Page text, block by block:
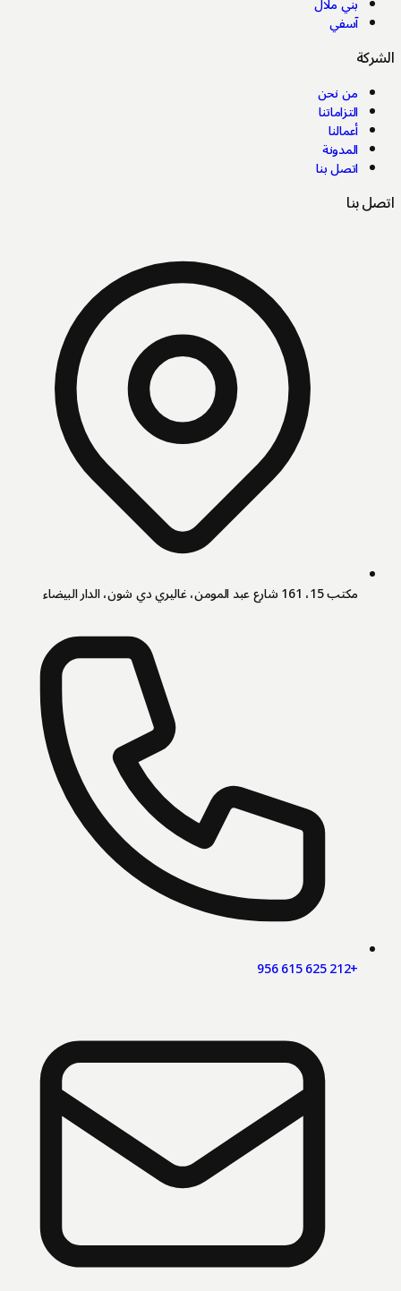
آسفي
الشركة
من نحن
التزاماتنا
أعمالنا
المدونة
اتصل بنا
اتصل بنا
مكتب 15، 161 شارع عبد المومن، غاليري دي شون، الدار البيضاء
+212 625 615 956